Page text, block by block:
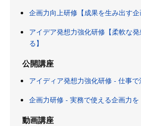
企画力向上研修【成果を生み出す企
アイデア発想力強化研修【柔軟な
る】
公開講座
アイディア発想力強化研修 - 仕事
企画力研修 - 実務で使える企画力を
動画講座